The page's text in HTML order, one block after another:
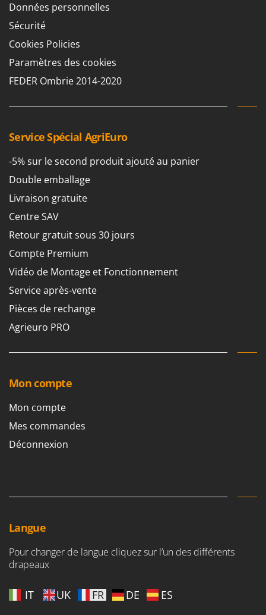
Wolf Garten
Wortex
Worx
Y Yard Force
Zephir
ZGrills
Zodiac
Zomax
Données personnelles
Sécurité
Cookies Policies
Paramètres des cookies
FEDER Ombrie 2014-2020
Service Spécial AgriEuro
-5% sur le second produit ajouté au panier
Double emballage
Livraison gratuite
Centre SAV
Retour gratuit sous 30 jours
Compte Premium
Vidéo de Montage et Fonctionnement
Service après-vente
Pièces de rechange
Agrieuro PRO
Mon compte
Mon compte
Mes commandes
Déconnexion
Langue
Pour changer de langue cliquez sur l’un des différents
drapeaux
IT UK FR DE ES